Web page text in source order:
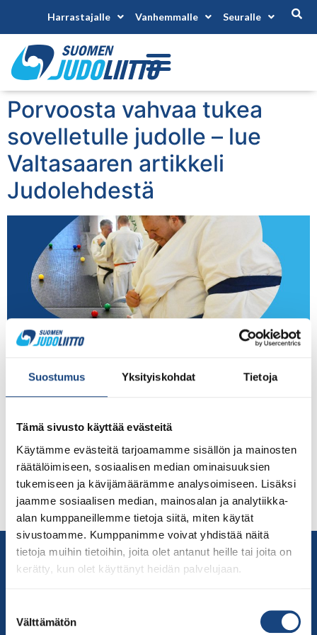
Suostumus Yksityiskohdat Tietoja
Tämä sivusto käyttää evästeitä
Käytämme evästeitä tarjoamamme sisällön ja mainosten
räätälöimiseen, sosiaalisen median ominaisuuksien
tukemiseen ja kävijämäärämme analysoimiseen. Lisäksi
jaamme sosiaalisen median, mainosalan ja analytiikka-
alan kumppaneillemme tietoja siitä, miten käytät
sivustoamme. Kumppanimme voivat yhdistää näitä
tietoja muihin tietoihin, joita olet antanut heille tai joita on
kerätty, kun olet käyttänyt heidän palvelujaan.
valinta
Välttämätön
Harrastajalle Vanhemmalle Seuralle
Porvoosta vahvaa tukea
sovelletulle judolle – lue
Valtasaaren artikkeli
Judolehdestä
houkutteli Porvoon tatamille ja Liikuntakeskus
Kraftverkiin lähes 60 sovelletun judon harrastajaa
lyhyessä ajassa noussut näkyväksi ja merkittäväksi
toimijaksi kehitysvammaisille suunnatussa sovelletussa
judossa. Seurassa sovellettua judoa vetää vuonna 2012
toimintansa aloittanut Tukijudo, joka on yksi seuran
kahdeksasta ryhmästä. Shirokawan Tukijudoa emännöi
ruskeavöinen Anu Stör, jonka […]
Yhteystiedot
Suomen Judoliitto